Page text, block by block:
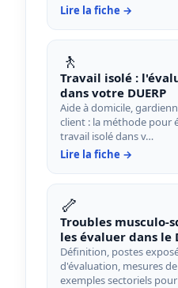
Lire la fiche →
🚶
Travail isolé :
dans votre DUERP
Aide à domicile,
client : la méthode pour
travail isolé dans v…
Lire la fiche →
🦴
Troubles musculo-
les évaluer dans le
Définition, postes
d'évaluation, mesures
exemples sectoriels